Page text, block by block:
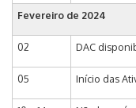
Fevereiro de 2024
02 DAC
05 Início das